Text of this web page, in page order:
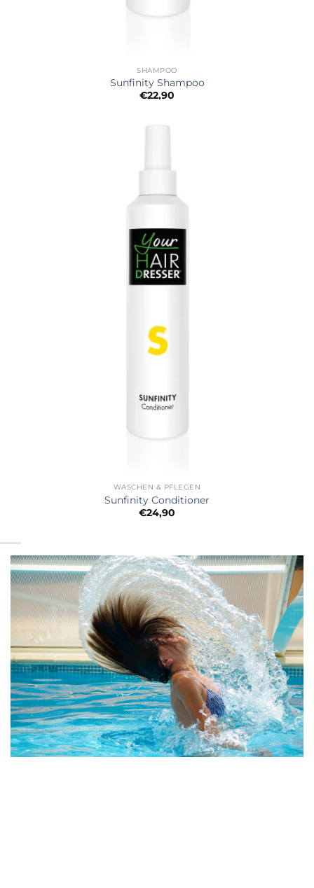
SHAMPOO
Sunfinity Shampoo
€22,90
WASCHEN & PFLEGEN
Sunfinity Conditioner
€24,90